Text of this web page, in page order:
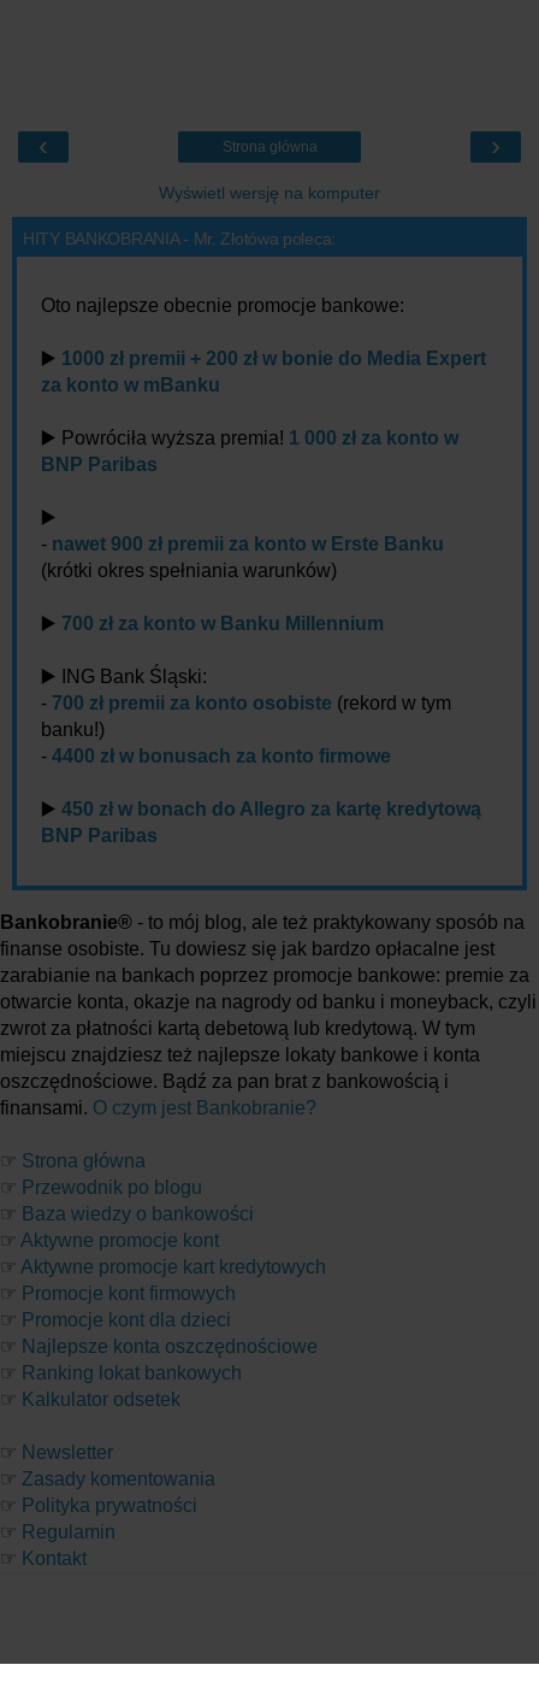
‹ ›
Strona główna
Wyświetl wersję na komputer
HITY BANKOBRANIA - Mr. Złotówa poleca:
Oto najlepsze obecnie promocje bankowe:
▶️ 1000 zł premii + 200 zł w bonie do Media Expert
za konto w mBanku
▶️ Powróciła wyższa premia! 1 000 zł za konto w
BNP Paribas
▶️
- nawet 900 zł premii za konto w Erste Banku
(krótki okres spełniania warunków)
▶️ 700 zł za konto w Banku Millennium
▶️ ING Bank Śląski:
- 700 zł premii za konto osobiste (rekord w tym
banku!)
- 4400 zł w bonusach za konto firmowe
▶️ 450 zł w bonach do Allegro za kartę kredytową
BNP Paribas
Bankobranie® - to mój blog, ale też praktykowany sposób na
finanse osobiste. Tu dowiesz się jak bardzo opłacalne jest
zarabianie na bankach poprzez promocje bankowe: premie za
otwarcie konta, okazje na nagrody od banku i moneyback, czyli
zwrot za płatności kartą debetową lub kredytową. W tym
miejscu znajdziesz też najlepsze lokaty bankowe i konta
oszczędnościowe. Bądź za pan brat z bankowością i
finansami. O czym jest Bankobranie?
☞ Strona główna
☞ Przewodnik po blogu
☞ Baza wiedzy o bankowości
☞ Aktywne promocje kont
☞ Aktywne promocje kart kredytowych
☞ Promocje kont firmowych
☞ Promocje kont dla dzieci
☞ Najlepsze konta oszczędnościowe
☞ Ranking lokat bankowych
☞ Kalkulator odsetek
☞ Newsletter
☞ Zasady komentowania
☞ Polityka prywatności
☞ Regulamin
☞ Kontakt